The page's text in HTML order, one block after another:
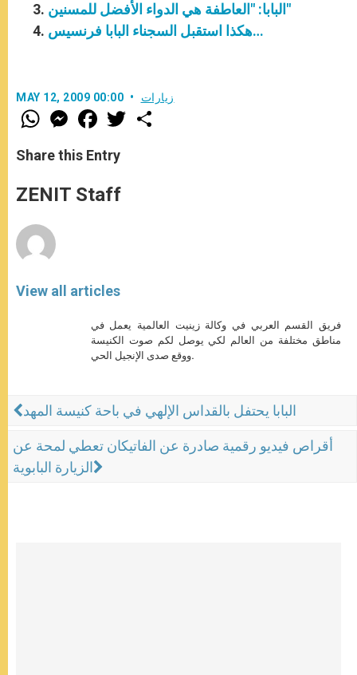
البابا: "العاطفة هي الدواء الأفضل للمسنين"
هكذا استقبل السجناء البابا فرنسيس…
MAY 12, 2009 00:00 زيارات
W
h
t
s
p
p
M
e
s
e
g
e
F
a
e
b
o
k
w
Share this Entry
ZENIT Staff
View all articles
فريق القسم العربي في وكالة زينيت العالمية يعمل في
مناطق مختلفة من العالم لكي يوصل لكم صوت الكنيسة
ووقع صدى الإنجيل الحي.
البابا يحتفل بالقداس الإلهي في باحة كنيسة المهد
أقراص فيديو رقمية صادرة عن الفاتيكان تعطي لمحة عن
الزيارة البابوية